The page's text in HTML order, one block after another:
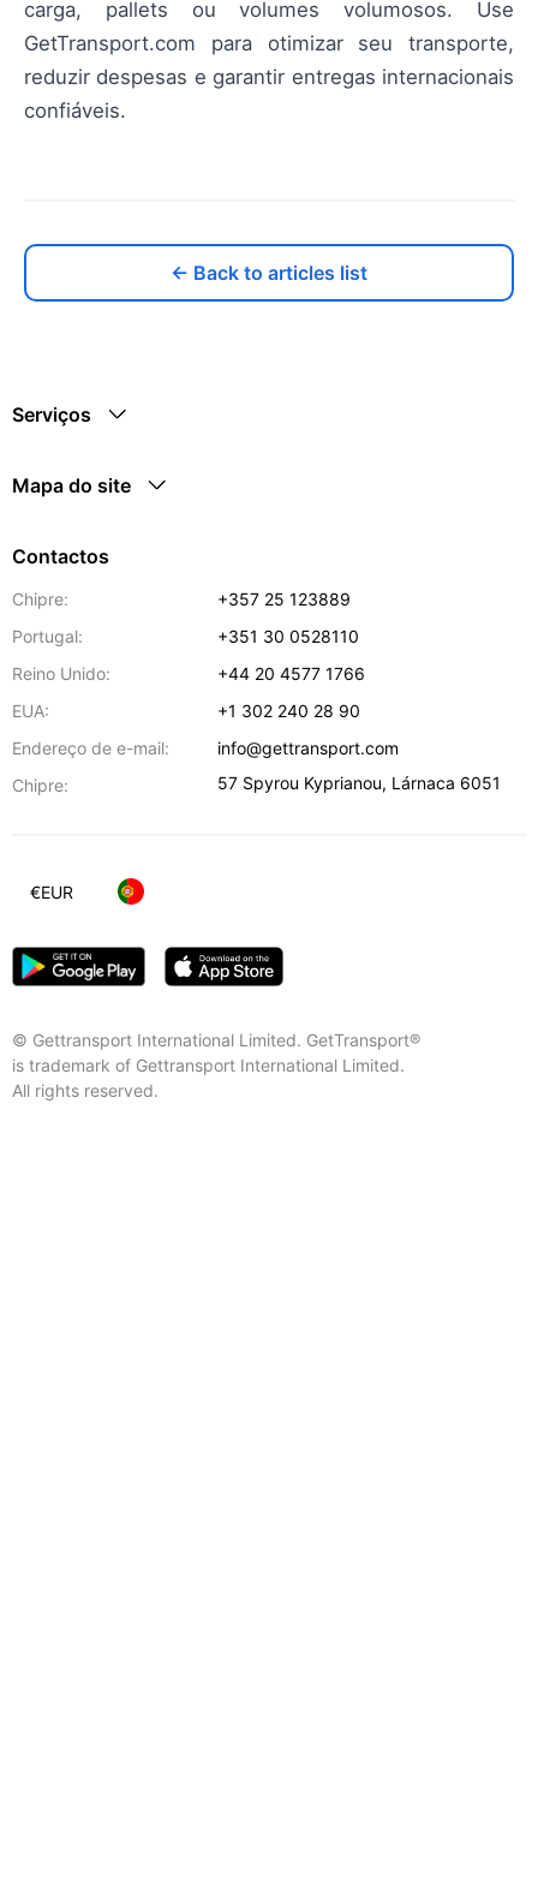
carga, pallets ou volumes volumosos. Use
GetTransport.com para otimizar seu transporte,
reduzir despesas e garantir entregas internacionais
confiáveis.
← Back to articles list
Serviços
Mapa do site
Contactos
Chipre:
+357 25 123889
Portugal:
+351 30 0528110
Reino Unido:
+44 20 4577 1766
EUA:
+1 302 240 28 90
Endereço de e-mail:
info@gettransport.com
Chipre:
57 Spyrou Kyprianou, Lárnaca 6051
© Gettransport International Limited. GetTransport®
is trademark of Gettransport International Limited.
All rights reserved.
€EUR